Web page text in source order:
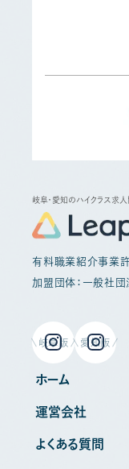
岐阜・愛知のハイクラス求
有料職業紹介事業
加盟団体：一般社
岐阜版 愛知版
ホーム
運営会社
よくある質問